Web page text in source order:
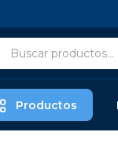
Productos